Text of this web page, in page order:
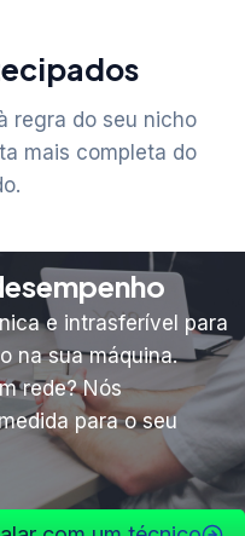
regra do seu nicho
mais completa do
e intrasferível para
na sua máquina.
rede? Nós
para o seu